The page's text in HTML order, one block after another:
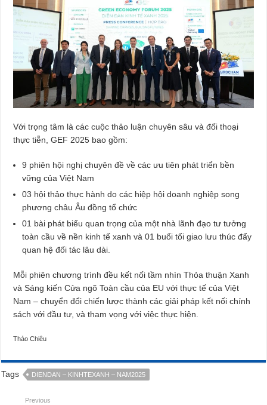
Với trọng tâm là các cuộc thảo luận chuyên sâu và đối thoại
thực tiễn, GEF 2025 bao gồm:
9 phiên hội nghị chuyên đề về các ưu tiên phát triển bền
vững của Việt Nam
03 hội thảo thực hành do các hiệp hội doanh nghiệp song
phương châu Âu đồng tổ chức
01 bài phát biểu quan trọng của một nhà lãnh đạo tư tưởng
toàn cầu về nền kinh tế xanh và 01 buổi tối giao lưu thúc đẩy
quan hệ đối tác lâu dài.
Mỗi phiên chương trình đều kết nối tầm nhìn Thỏa thuận Xanh
và Sáng kiến Cửa ngõ Toàn cầu của EU với thực tế của Việt
Nam – chuyển đổi chiến lược thành các giải pháp kết nối chính
sách với đầu tư, và tham vọng với việc thực hiện.
Thảo Chiêu
Tags DIENDAN – KINHTEXANH – NAM2025
Previous